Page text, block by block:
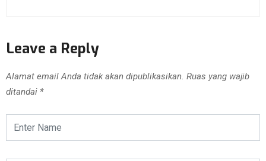
Leave a Reply
Alamat email Anda tidak akan dipublikasikan. Ruas yang wajib
ditandai *